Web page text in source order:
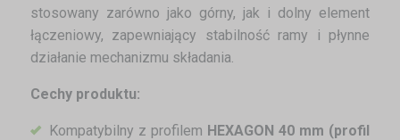
stosowany zarówno jako górny, jak i dolny element
łączeniowy, zapewniający stabilność ramy i płynne
działanie mechanizmu składania.
Cechy produktu:
Kompatybilny z profilem HEXAGON 40 mm (profil